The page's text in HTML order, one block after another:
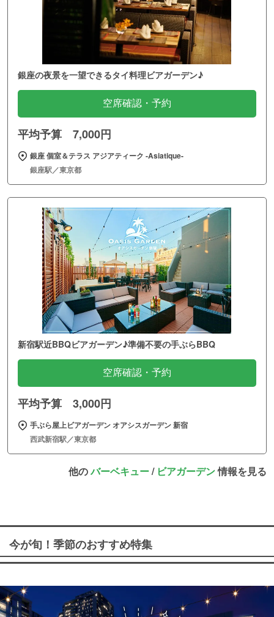
銀座の夜景を一望できるタイ料理ビアガーデン♪
空席確認・予約
平均予算 7,000円
銀座 個室＆テラス アジアティーク ‐Asiatique‐
銀座駅／東京都
新宿駅近BBQビアガーデン♪準備不要の手ぶらBBQ
空席確認・予約
平均予算 3,000円
手ぶら屋上ビアガーデン オアシスガーデン 新宿
西武新宿駅／東京都
他のバーベキュー/ ビアガーデン情報を見る
今が旬！季節のおすすめ特集